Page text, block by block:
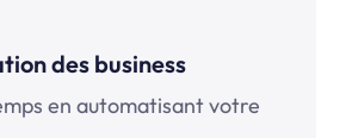
des business
en automatisant votre